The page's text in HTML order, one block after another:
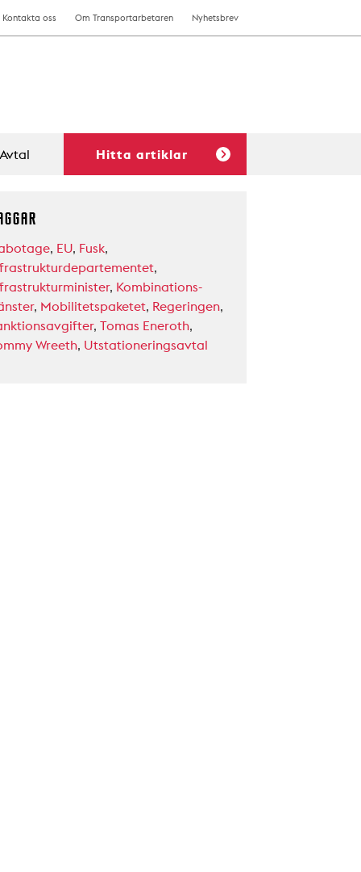
Kontakta oss Om Transportarbetaren Nyhetsbrev
Hitta artiklar
, EU, Fusk,
,
, Kombinations-
, Mobilitetspaketet, Regeringen,
, Tomas Eneroth,
Wreeth, Utstationeringsavtal